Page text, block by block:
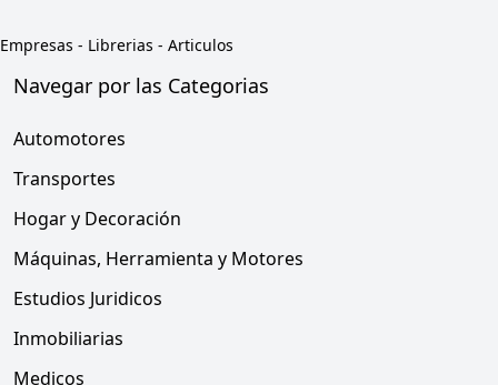
Empresas - Librerias - Articulos
Navegar por las Categorias
Automotores
Transportes
Hogar y Decoración
Máquinas, Herramienta y Motores
Estudios Juridicos
Inmobiliarias
Medicos